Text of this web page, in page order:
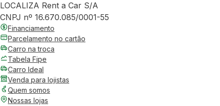
LOCALIZA Rent a Car S/A
CNPJ nº 16.670.085/0001-55
Financiamento
Parcelamento no cartão
Carro na troca
Tabela Fipe
Carro Ideal
Venda para lojistas
Quem somos
Nossas lojas